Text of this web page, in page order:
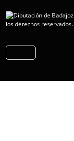
los derechos reservados.